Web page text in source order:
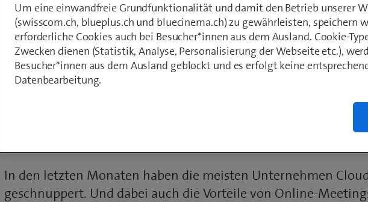
Wie Unternehmen von
Auslagerung in die Cloud
In den letzten Monaten haben die meisten Unternehmen
geschnuppert. Und dabei auch die Vorteile von Online-
Um eine einwandfreie Grundfunktionalität und damit den Betrieb unserer
(swisscom.ch, blueplus.ch und bluecinema.ch) zu gewährleisten, speichern
erforderliche Cookies auch bei Besucher*innen aus dem Ausland. Cookie-
Zwecken dienen (Statistik, Analyse, Personalisierung der Webseite etc.),
Besucher*innen aus dem Ausland geblockt und es erfolgt keine
Datenbearbeitung.